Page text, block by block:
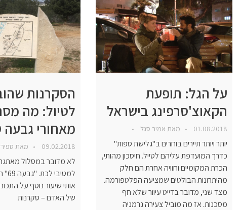
על הגל: תופעת
הקאוצ'סרפינג בישראל
01.08.2018 מאת אמיר סגל
יותר ויותר תיירים בוחרים ב"גלישת ספות"
כדרך המועדפת עליהם לטייל. חיסכון מהותי,
הכרת המקומיים וחוויה אחרת הם חלק
מהיתרונות הבולטים שמציעה הפלטפורמה.
מצד שני, מדובר בדייט עיוור שלא חף
מסכנות. אז מה מוביל צעירה גרמניה
הסקרנות
לטיול: מה
מאחורי גבעה 69?
09.02.2018 מאת
לא מדובר במסלול מאתגר
אותי שיעור נוסף על
של האדם – סקרנות